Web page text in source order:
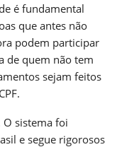
é fundamental
que antes não
podem participar
de quem não tem
sejam feitos
sistema foi
e segue rigorosos